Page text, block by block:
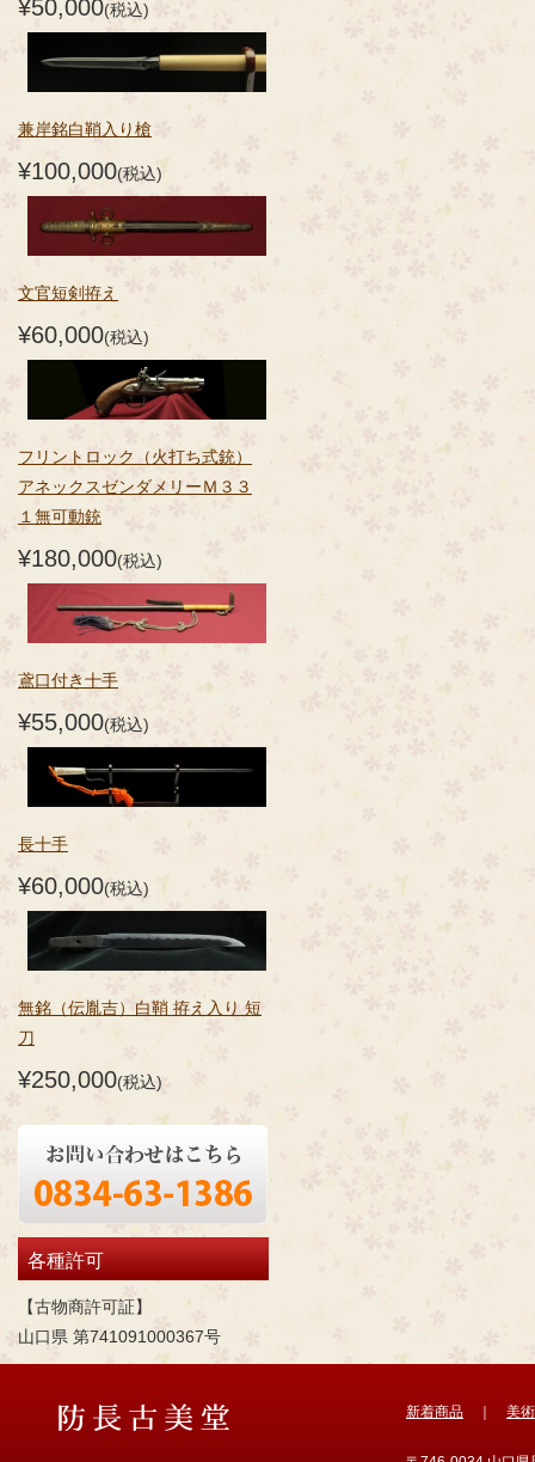
¥50,000(税込)
兼岸銘白鞘入り槍
¥100,000(税込)
文官短剣拵え
¥60,000(税込)
フリントロック（火打ち式銃）
アネックスゼンダメリーＭ３３
１無可動銃
¥180,000(税込)
鳶口付き十手
¥55,000(税込)
長十手
¥60,000(税込)
無銘（伝胤吉）白鞘 拵え入り 短
刀
¥250,000(税込)
各種許可
【古物商許可証】
山口県 第741091000367号
新着商品 美